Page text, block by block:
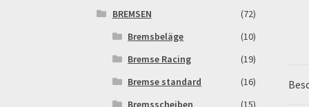
BREMSEN
(72)
Bremsbeläge
(10)
Bremse Racing
(19)
Bremse standard
(16)
Bremsscheiben
(15)